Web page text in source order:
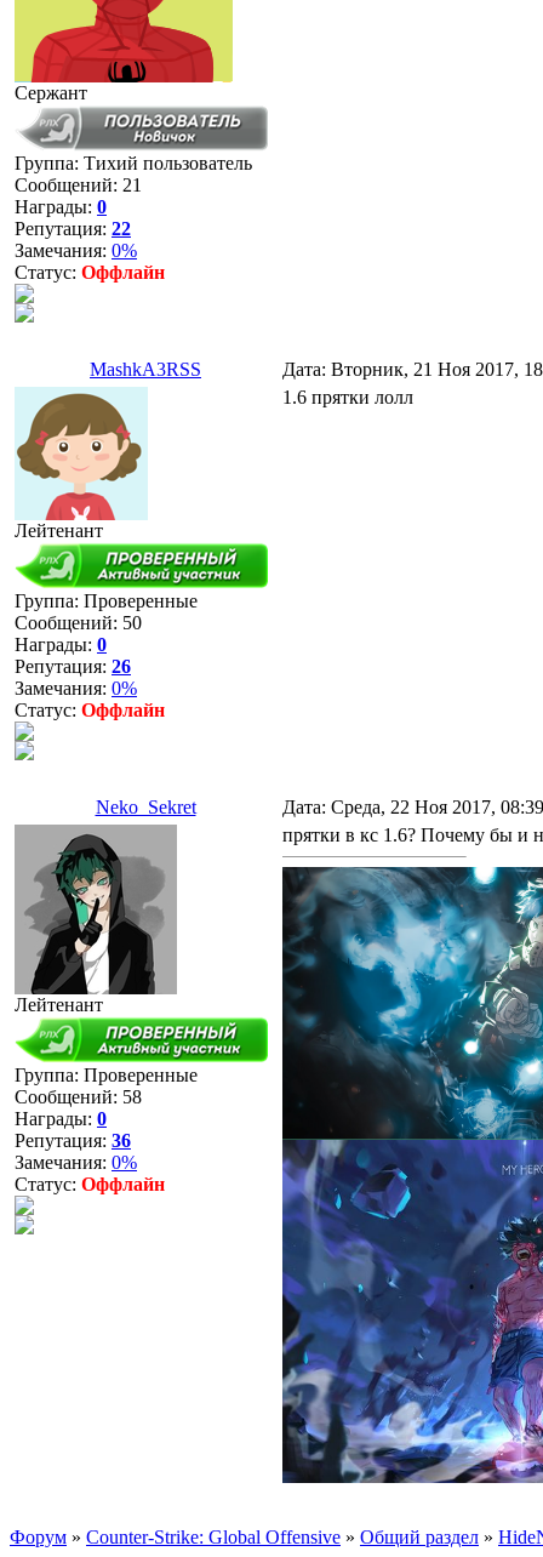
Сержант
Группа: Тихий пользователь
Сообщений: 21
Награды: 0
Репутация: 22
Замечания: 0%
Статус: Оффлайн
MashkA3RSS Дата: Вторник, 21 Ноя 2017,
Лейтенант
Группа: Проверенные
Сообщений: 50
Награды: 0
Репутация: 26
Замечания: 0%
Статус: Оффлайн
1.6 прятки лолл
Neko_Sekret Дата: Среда, 22 Ноя 2017,
Лейтенант
Группа: Проверенные
Сообщений: 58
Награды: 0
Репутация: 36
Замечания: 0%
Статус: Оффлайн
прятки в кс 1.6? Почему бы и
Форум » Counter-Strike: Global Offensive » Общий раздел »